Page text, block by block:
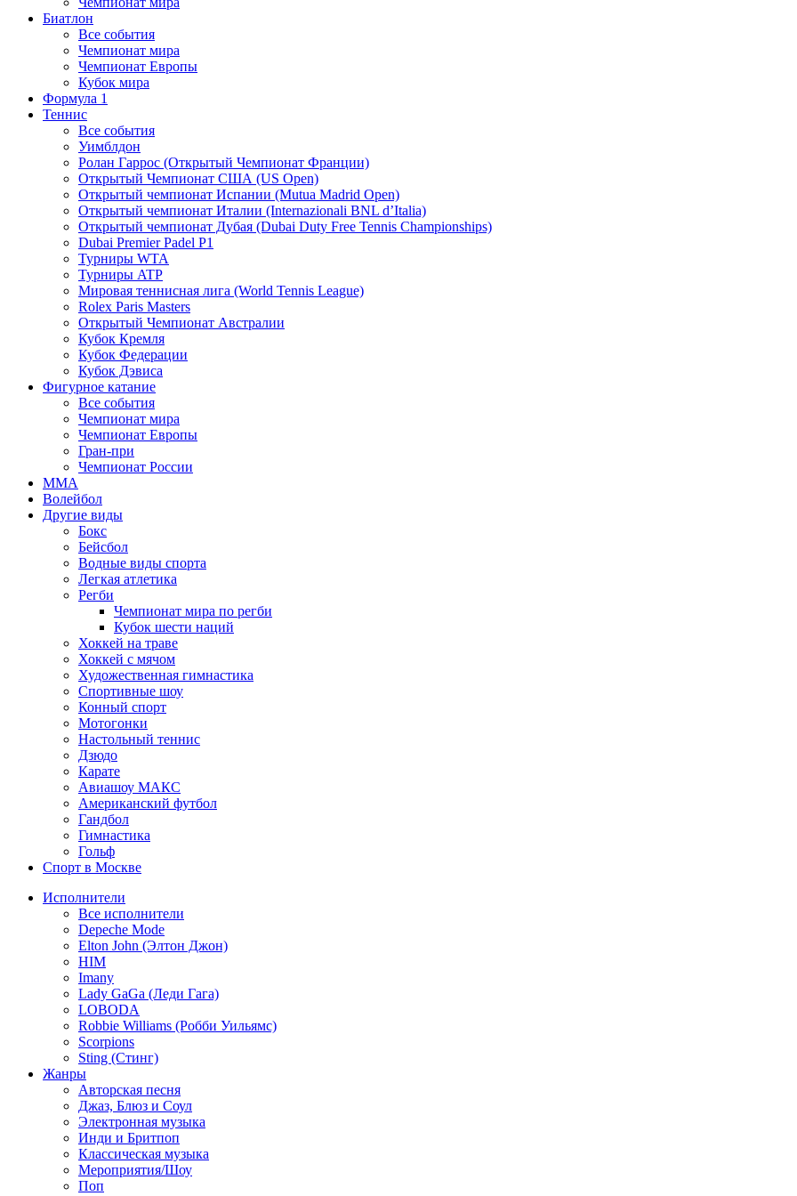
Биатлон
Все события
Чемпионат мира
Чемпионат Европы
Кубок мира
Формула 1
Теннис
Все события
Уимблдон
Ролан Гаррос (Открытый Чемпионат Франции)
Открытый Чемпионат США (US Open)
Открытый чемпионат Испании (Mutua Madrid Open)
Открытый чемпионат Италии (Internazionali BNL d’Italia)
Открытый чемпионат Дубая (Dubai Duty Free Tennis Championships)
Dubai Premier Padel P1
Турниры WTA
Турниры ATP
Мировая теннисная лига (World Tennis League)
Rolex Paris Masters
Открытый Чемпионат Австралии
Кубок Кремля
Кубок Федерации
Кубок Дэвиса
Фигурное катание
Все события
Чемпионат мира
Чемпионат Европы
Гран-при
Чемпионат России
MMA
Волейбол
Другие виды
Бокс
Бейсбол
Водные виды спорта
Легкая атлетика
Регби
Чемпионат мира по регби
Кубок шести наций
Хоккей на траве
Хоккей с мячом
Художественная гимнастика
Спортивные шоу
Конный спорт
Мотогонки
Настольный теннис
Дзюдо
Карате
Авиашоу МАКС
Американский футбол
Гандбол
Гимнастика
Гольф
Спорт в Москве
Исполнители
Все исполнители
Depeche Mode
Elton John (Элтон Джон)
HIM
Imany
Lady GaGa (Леди Гага)
LOBODA
Robbie Williams (Робби Уильямс)
Scorpions
Sting (Стинг)
Жанры
Авторская песня
Джаз, Блюз и Соул
Электронная музыка
Инди и Бритпоп
Классическая музыка
Мероприятия/Шоу
Поп